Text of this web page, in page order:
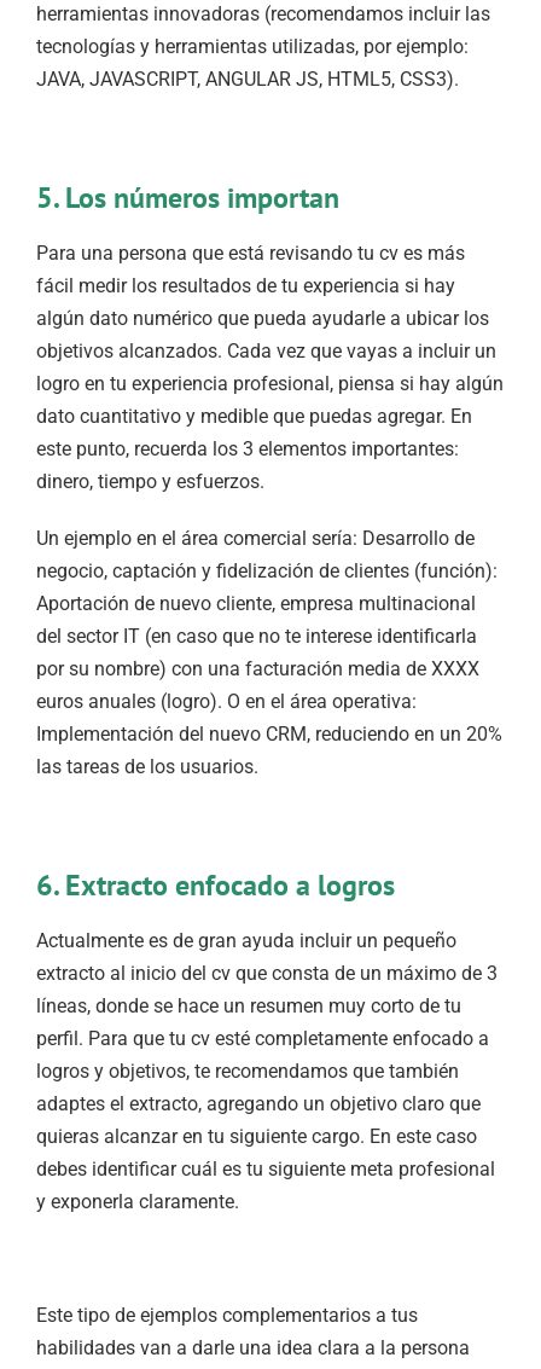
herramientas innovadoras (recomendamos incluir las
tecnologías y herramientas utilizadas, por ejemplo:
JAVA, JAVASCRIPT, ANGULAR JS, HTML5, CSS3).
5. Los números importan
Para una persona que está revisando tu cv es más
fácil medir los resultados de tu experiencia si hay
algún dato numérico que pueda ayudarle a ubicar los
objetivos alcanzados. Cada vez que vayas a incluir un
logro en tu experiencia profesional, piensa si hay algún
dato cuantitativo y medible que puedas agregar. En
este punto, recuerda los 3 elementos importantes:
dinero, tiempo y esfuerzos.
Un ejemplo en el área comercial sería: Desarrollo de
negocio, captación y fidelización de clientes (función):
Aportación de nuevo cliente, empresa multinacional
del sector IT (en caso que no te interese identificarla
por su nombre) con una facturación media de XXXX
euros anuales (logro). O en el área operativa:
Implementación del nuevo CRM, reduciendo en un 20%
las tareas de los usuarios.
6. Extracto enfocado a logros
Actualmente es de gran ayuda incluir un pequeño
extracto al inicio del cv que consta de un máximo de 3
líneas, donde se hace un resumen muy corto de tu
perfil. Para que tu cv esté completamente enfocado a
logros y objetivos, te recomendamos que también
adaptes el extracto, agregando un objetivo claro que
quieras alcanzar en tu siguiente cargo. En este caso
debes identificar cuál es tu siguiente meta profesional
y exponerla claramente.
Este tipo de ejemplos complementarios a tus
habilidades van a darle una idea clara a la persona